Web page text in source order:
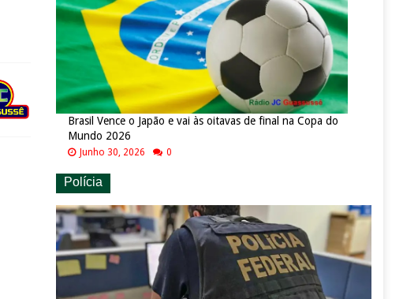
Brasil Vence o Japão e vai às oitavas de final na Copa do
Mundo 2026
Junho 30, 2026 0
Polícia